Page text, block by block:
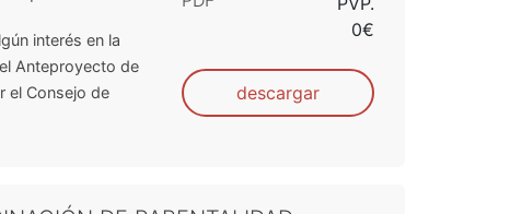
interés en la
Anteproyecto de
el Consejo de
0€
descargar